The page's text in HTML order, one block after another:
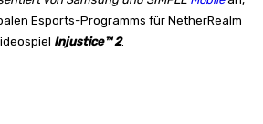
Esports-Programms für NetherRealm
Injustice™ 2.